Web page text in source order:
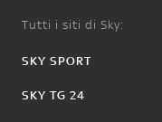
Tutti i siti di Sky:
SKY SPORT
SKY TG 24